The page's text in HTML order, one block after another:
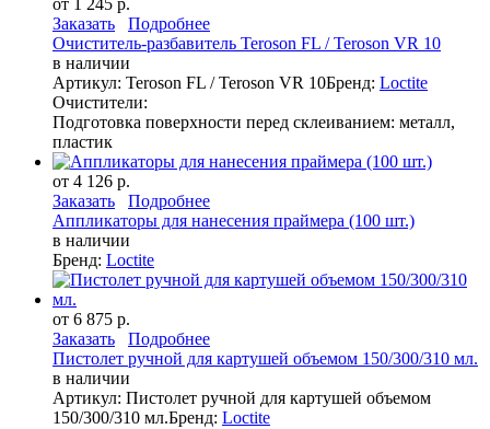
от 1 245 р.
Заказать
Подробнее
Очиститель-разбавитель Teroson FL / Teroson VR 10
в наличии
Артикул: Teroson FL / Teroson VR 10Бренд: Loctite
Очистители:
Подготовка поверхности перед склеиванием: металл,
пластик
от 4 126 р.
Заказать
Подробнее
Аппликаторы для нанесения праймера (100 шт.)
в наличии
Бренд: Loctite
от 6 875 р.
Заказать
Подробнее
Пистолет ручной для картушей объемом 150/300/310 мл.
в наличии
Артикул: Пистолет ручной для картушей объемом
150/300/310 мл.Бренд: Loctite